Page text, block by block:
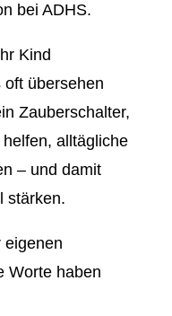
bei ADHS.
Kind
oft übersehen
Zauberschalter,
alltägliche
– und damit
stärken.
eigenen
Worte haben